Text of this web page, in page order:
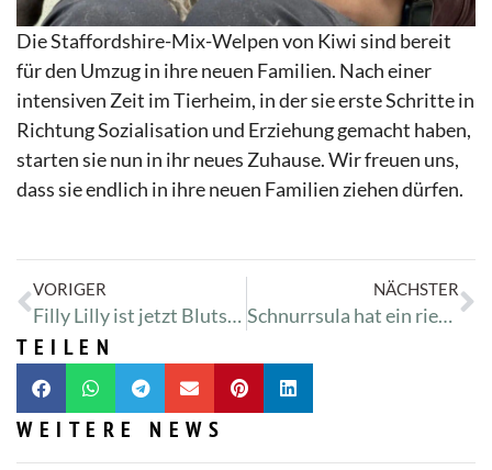
Die Staffordshire-Mix-Welpen von Kiwi sind bereit
für den Umzug in ihre neuen Familien. Nach einer
intensiven Zeit im Tierheim, in der sie erste Schritte in
Richtung Sozialisation und Erziehung gemacht haben,
starten sie nun in ihr neues Zuhause. Wir freuen uns,
dass sie endlich in ihre neuen Familien ziehen dürfen.
VORIGER
Filly Lilly ist jetzt Blutspenderin
NÄCHSTER
Schnurrsula hat ein riesiges Blasenproblem
TEILEN
WEITERE NEWS